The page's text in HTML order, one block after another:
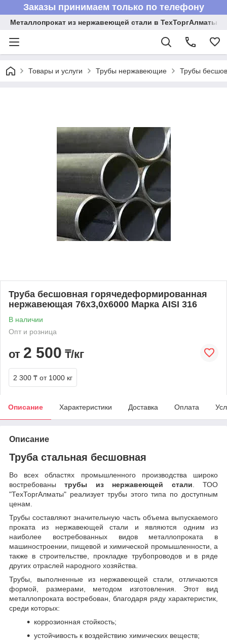
Заказы принимаем только по телефону
Металлопрокат из нержавеющей стали в ТехТоргАлматы
Товары и услуги Трубы нержавеющие Трубы
Труба бесшовная горячедеформированная
нержавеющая 76х3,0х6000 Марка AISI 316
В наличии
Опт и розница
от 2 500 ₸/кг
2 300 ₸ от 1000 кг
Описание Характеристики Доставка Оплата
Описание
Труба стальная бесшовная
Во всех областях промышленного производства широко
востребованытрубы из нержавеющей стали. ТОО
"ТехТоргАлматы" реализует трубы этого типа по доступным
ценам.
Трубы составляют значительную часть объема выпускаемого
проката из нержавеющей стали и являются одним из
наиболее востребованных видов металлопроката в
машиностроении, пищевой и химической промышленности, а
также в строительстве, прокладке трубопроводов и в ряде
других отраслей народного хозяйства.
Трубы, выполненные из нержавеющей стали, отличаются
формой, размерами, методом изготовления. Этот вид
металлопроката востребован, благодаря ряду характеристик,
среди которых:
коррозионная стойкость;
устойчивость к воздействию химических веществ;